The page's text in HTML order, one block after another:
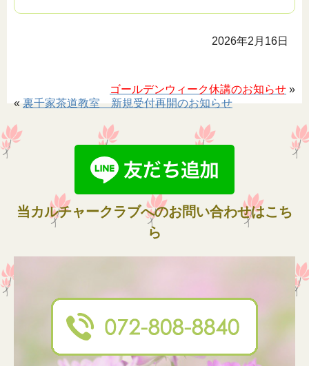
2026年2月16日
ゴールデンウィーク休講のお知らせ »
« 裏千家茶道教室 新規受付再開のお知らせ
当カルチャークラブへのお問い合わせはこち
ら